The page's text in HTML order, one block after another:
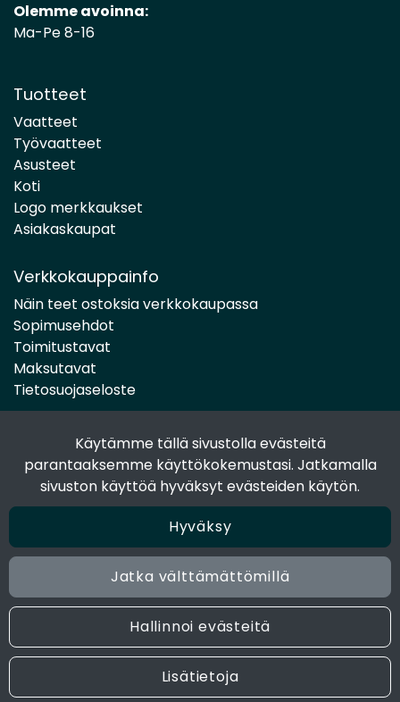
Käytämme tällä sivustolla evästeitä
parantaaksemme käyttökokemustasi. Jatkamalla
sivuston käyttöä hyväksyt evästeiden käytön.
Hyväksy
Jatka välttämättömillä
Hallinnoi evästeitä
Lisätietoja
Olemme avoinna:
Ma-Pe 8-16
Tuotteet
Vaatteet
Työvaatteet
Asusteet
Koti
Logo merkkaukset
Asiakaskaupat
Verkkokauppainfo
Näin teet ostoksia verkkokaupassa
Sopimusehdot
Toimitustavat
Maksutavat
Tietosuojaseloste
Seuraa sosiaalisessa mediassa
Facebook
© 2024 Joen Tukkutiimi. All rights reserved. Site by
Oy